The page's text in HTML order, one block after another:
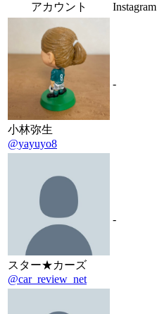
アカウント Instagram
小林弥生
@yayuyo8
-
スター★カーズ
@car_review_net
-